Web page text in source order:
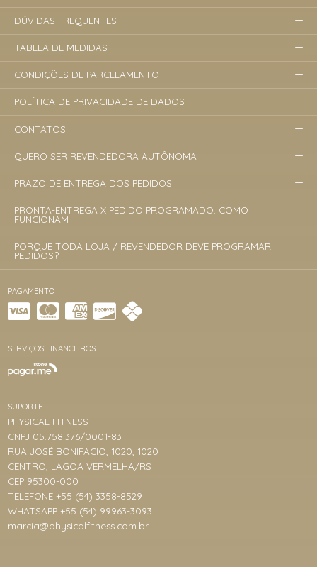
PAGAMENTO
SERVIÇOS FINANCEIROS
SUPORTE
PHYSICAL FITNESS
CNPJ 05.758.376/0001-83
RUA JOSÉ BONIFACIO, 1020, 1020
CENTRO, LAGOA VERMELHA/RS
CEP 95300-000
TELEFONE +55 (54) 3358-8529
WHATSAPP +55 (54) 99963-3093
marcia@physicalfitness.com.br
DÚVIDAS FREQUENTES
TABELA DE MEDIDAS
CONDIÇÕES DE PARCELAMENTO
POLÍTICA DE PRIVACIDADE DE DADOS
CONTATOS
QUERO SER REVENDEDORA AUTÔNOMA
PRAZO DE ENTREGA DOS PEDIDOS
PRONTA-ENTREGA X PEDIDO PROGRAMADO: COMO
FUNCIONAM
PORQUE TODA LOJA / REVENDEDOR DEVE PROGRAMAR
PEDIDOS?